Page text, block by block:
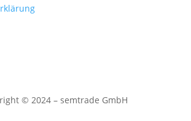
© 2024 – semtrade GmbH